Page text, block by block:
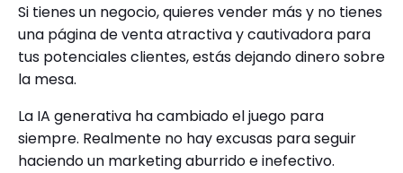
Si tienes un negocio, quieres vender más y no tienes
una página de venta atractiva y cautivadora para
tus potenciales clientes, estás dejando dinero sobre
la mesa.
La IA generativa ha cambiado el juego para
siempre. Realmente no hay excusas para seguir
haciendo un marketing aburrido e inefectivo.